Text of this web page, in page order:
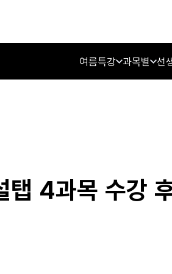
여름특강 과목별 선
탭 4과목 수강